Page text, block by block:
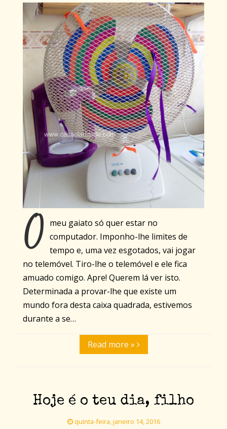
O meu gaiato só quer estar no
computador. Imponho-lhe limites de
tempo e, uma vez esgotados, vai jogar
no telemóvel. Tiro-lhe o telemóvel e ele fica
amuado comigo. Apre! Querem lá ver isto.
Determinada a provar-lhe que existe um
mundo fora desta caixa quadrada, estivemos
durante a se…
Read more »
Hoje é o teu dia, filho
quinta-feira, janeiro 14, 2016